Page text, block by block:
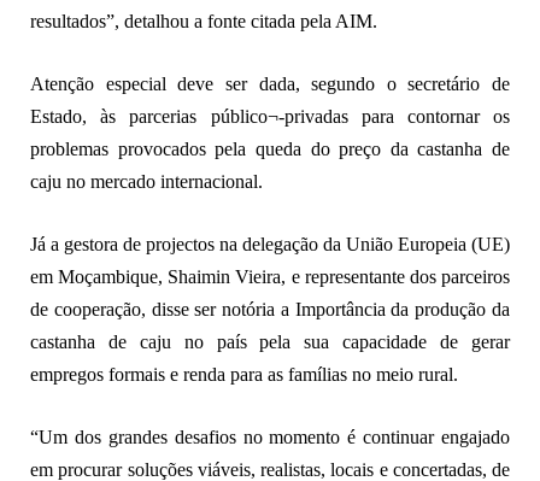
resultados”, detalhou a fonte citada pela AIM.
Atenção especial deve ser dada, segundo o secretário de
Estado, às parcerias público¬-privadas para contornar os
problemas provocados pela queda do preço da castanha de
caju no mercado internacional.
Já a gestora de projectos na delegação da União Europeia (UE)
em Moçambique, Shaimin Vieira, e representante dos parceiros
de cooperação, disse ser notória a Importância da produção da
castanha de caju no país pela sua capacidade de gerar
empregos formais e renda para as famílias no meio rural.
“Um dos grandes desafios no momento é continuar engajado
em procurar soluções viáveis, realistas, locais e concertadas, de